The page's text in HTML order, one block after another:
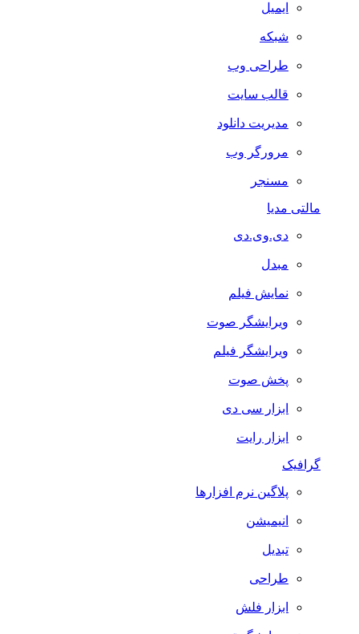
ایمیل
شبکه
طراحی وب
قالب سایت
مدیریت دانلود
مرورگر وب
مسنجر
مالتی مدیا
دی.وی.دی
مبدل
نمایش فیلم
ویرایشگر صوت
ویرایشگر فیلم
پخش صوت
ابزار سی دی
ابزار رایت
گرافیک
پلاگین نرم افزارها
انیمیشن
تبدیل
طراحی
ابزار فلش